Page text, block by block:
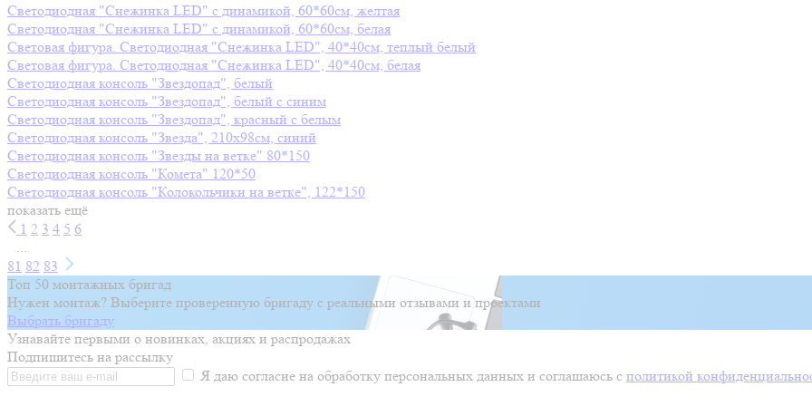
Светодиодная "Снежинка LED" с динамикой, 60*60см, желтая
Светодиодная "Снежинка LED" с динамикой, 60*60см, белая
Световая фигура. Светодиодная "Снежинка LED", 40*40см, теплый белый
Световая фигура. Светодиодная "Снежинка LED", 40*40см, белая
Светодиодная консоль "Звездопад", белый
Светодиодная консоль "Звездопад", белый с синим
Светодиодная консоль "Звездопад", красный с белым
Светодиодная консоль "Звезда", 210х98см, синий
Светодиодная консоль "Звезды на ветке" 80*150
Светодиодная консоль "Комета" 120*50
Светодиодная консоль "Колокольчики на ветке", 122*150
показать ещё
1 2 3 4 5 6
...
81 82 83
Топ 50 монтажных бригад
Нужен монтаж? Выберите проверенную бригаду с реальными отзывами и проектами
Выбрать бригаду
Узнавайте первыми о новинках, акциях и распродажах
Подпишитесь на рассылку
Я даю согласие на обработку персональных данных и соглашаюсь с политикой